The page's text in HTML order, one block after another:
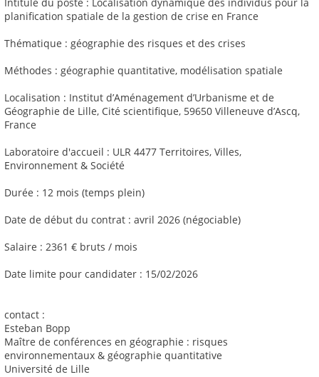
planification spatiale de la gestion de crise en France
Thématique : géographie des risques et des crises
Méthodes : géographie quantitative, modélisation spatiale
Localisation : Institut d’Aménagement d’Urbanisme et de
Géographie de Lille, Cité scientifique, 59650 Villeneuve d’Ascq,
France
Laboratoire d'accueil : ULR 4477 Territoires, Villes,
Environnement & Société
Durée : 12 mois (temps plein)
Date de début du contrat : avril 2026 (négociable)
Salaire : 2361 € bruts / mois
Date limite pour candidater : 15/02/2026
contact :
Esteban Bopp
Maître de conférences en géographie : risques
environnementaux & géographie quantitative
Université de Lille